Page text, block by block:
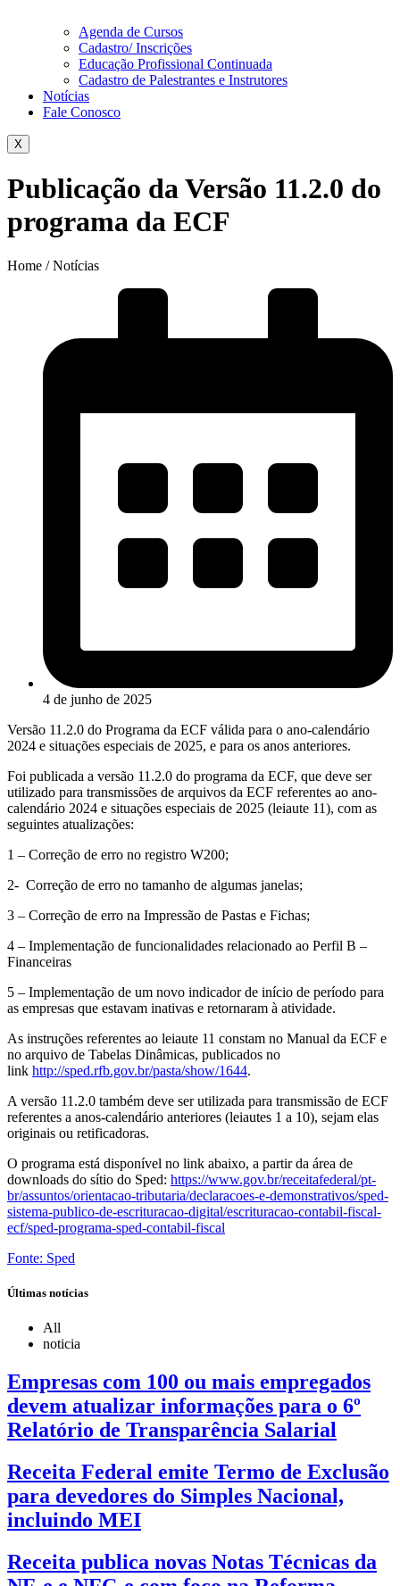
Agenda de Cursos
Cadastro/ Inscrições
Educação Profissional Continuada
Cadastro de Palestrantes e Instrutores
Notícias
Fale Conosco
X
Publicação da Versão 11.2.0 do
programa da ECF
Home / Notícias
4 de junho de 2025
Versão 11.2.0 do Programa da ECF válida para o ano-calendário
2024 e situações especiais de 2025, e para os anos anteriores.
Foi publicada a versão 11.2.0 do programa da ECF, que deve ser
utilizado para transmissões de arquivos da ECF referentes ao ano-
calendário 2024 e situações especiais de 2025 (leiaute 11), com as
seguintes atualizações:
1 – Correção de erro no registro W200;
2- Correção de erro no tamanho de algumas janelas;
3 – Correção de erro na Impressão de Pastas e Fichas;
4 – Implementação de funcionalidades relacionado ao Perfil B –
Financeiras
5 – Implementação de um novo indicador de início de período para
as empresas que estavam inativas e retornaram à atividade.
As instruções referentes ao leiaute 11 constam no Manual da ECF e
no arquivo de Tabelas Dinâmicas, publicados no
link http://sped.rfb.gov.br/pasta/show/1644.
A versão 11.2.0 também deve ser utilizada para transmissão de ECF
referentes a anos-calendário anteriores (leiautes 1 a 10), sejam elas
originais ou retificadoras.
O programa está disponível no link abaixo, a partir da área de
downloads do sítio do Sped: https://www.gov.br/receitafederal/pt-
br/assuntos/orientacao-tributaria/declaracoes-e-demonstrativos/sped-
sistema-publico-de-escrituracao-digital/escrituracao-contabil-fiscal-
ecf/sped-programa-sped-contabil-fiscal
Fonte: Sped
Últimas notícias
All
noticia
Empresas com 100 ou mais empregados
devem atualizar informações para o 6º
Relatório de Transparência Salarial
Receita Federal emite Termo de Exclusão
para devedores do Simples Nacional,
incluindo MEI
Receita publica novas Notas Técnicas da